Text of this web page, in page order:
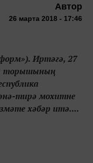
Автор
26 марта 2018 - 17:46
Иртәгә, 27
торышының
тирә мохитне
хәбәр итә....